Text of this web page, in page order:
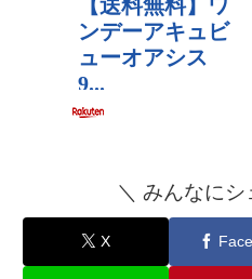
＼ みんなにシ
X